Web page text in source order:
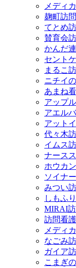
メディ
麹町訪
てとめ
賛育会
かんだ
セント
まるこ
ニチイ
あまね
アップ
アエル
アット
代々木
イムス
ナース
ホウカ
ソイナ
みつい
しもふ
MIRAI
訪問看
メディ
なごみ
ガイア
こまぎ